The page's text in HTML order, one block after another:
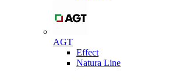
AGT
Effect
Natura Line